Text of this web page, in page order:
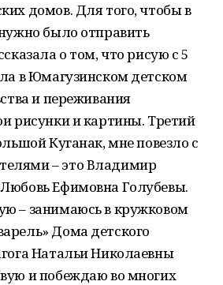
домов. Для того, чтобы в
было отправить
о том, что рисую с 5
в Юмагузинском детском
и переживания
рисунки и картины. Третий
Куганак, мне повезло с
– это Владимир
Ефимовна Голубевы.
– занимаюсь в кружковом
Дома детского
Натальи Николаевны
и побеждаю во многих